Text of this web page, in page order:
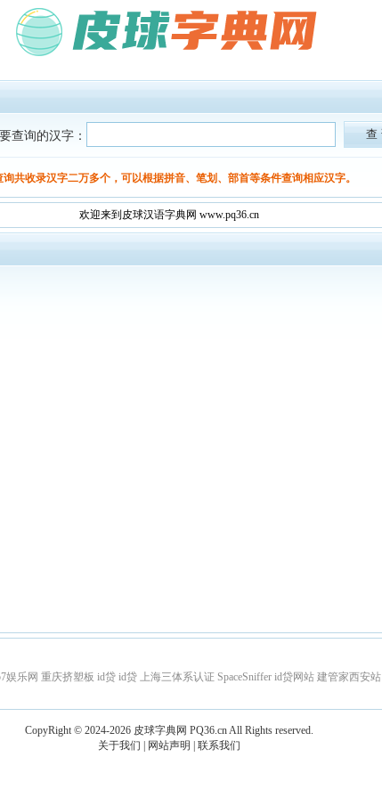
查询的汉字：
询共收录汉字二万多个，可以根据拼音、笔划、部首等条件查询相应汉字。
欢迎来到皮球汉语字典网 www.pq36.cn
娱乐网 重庆挤塑板 id贷 id贷 上海三体系认证 SpaceSniffer id贷网站 建管家西安站
CopyRight © 2024-2026 皮球字典网 PQ36.cnAll Rights reserved.
关于我们
网站声明 联系我们